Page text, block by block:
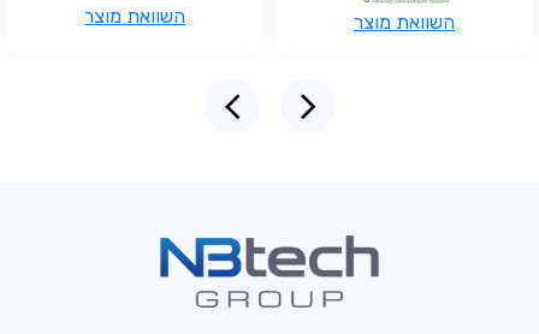
השוואת מוצר
השוואת מוצר